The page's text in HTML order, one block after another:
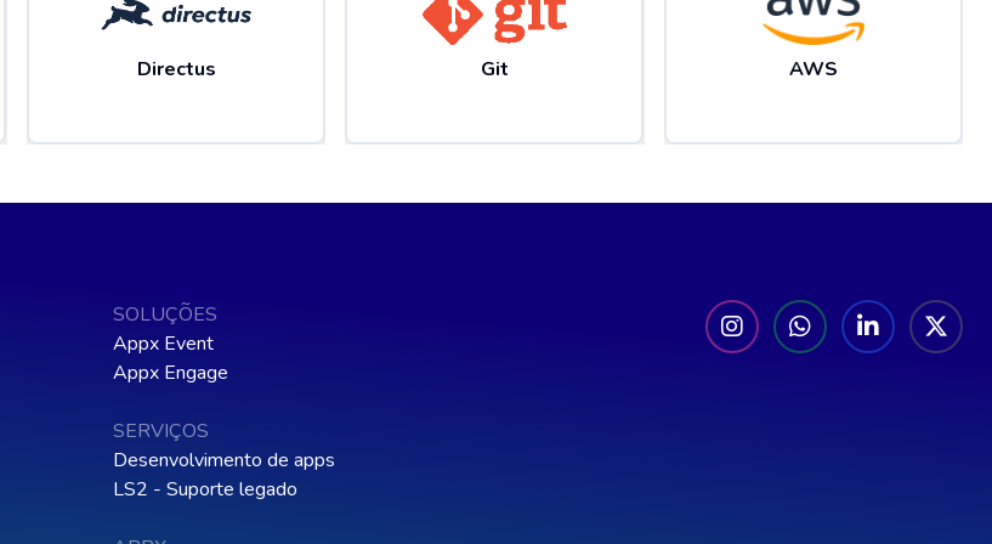
Directus Git AWS
SOLUÇÕES
Appx Event
Appx Engage
SERVIÇOS
Desenvolvimento de apps
LS2 - Suporte legado